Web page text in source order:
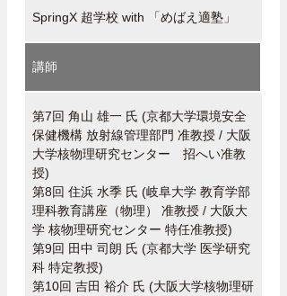
SpringX 超学校 with 「めばえ適塾」
講師
第7回 角山 雄一 氏 (京都大学環境安全
保健機構 放射線管理部門 准教授 / 大阪
大学核物理研究センター 招へい准教
授)
第8回 住浜 水季 氏 (岐阜大学 教育学部
理科教育講座（物理） 准教授 / 大阪大
学 核物理研究センター 特任准教授)
第9回 田中 司朗 氏 (京都大学 医学研究
科 特定教授)
第10回 吉田 裕介 氏 (大阪大学核物理研